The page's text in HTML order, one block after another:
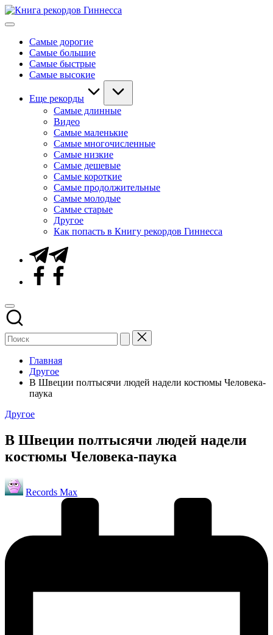
Перейти
к
Мировые
ГиннессаСамые дорогие
Самые большие
Самые быстрые
Самые высокие
Еще рекорды
Самые длинные
Видео
Самые маленькие
Самые многочисленные
Самые низкие
Самые дешевые
Самые короткие
Самые продолжительные
Самые молодые
Самые старые
Другое
Как попасть в Книгу рекордов Гиннесса
Telegram
Facebook
Главная
Другое
В Швеции полтысячи людей надели костюмы Человека-
паука
Опубликовано
Другое
В Швеции полтысячи людей надели
костюмы Человека-паука
Запись
от
Records Max